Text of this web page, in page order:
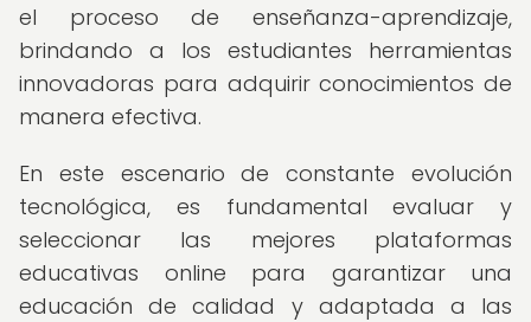
el proceso de enseñanza-aprendizaje,
brindando a los estudiantes herramientas
innovadoras para adquirir conocimientos de
manera efectiva.
En este escenario de constante evolución
tecnológica, es fundamental evaluar y
seleccionar las mejores plataformas
educativas online para garantizar una
educación de calidad y adaptada a las